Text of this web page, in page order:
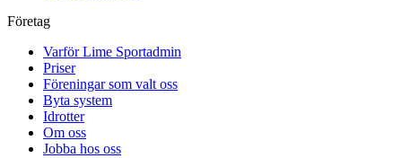
Företag
Varför Lime Sportadmin
Priser
Föreningar som valt oss
Byta system
Idrotter
Om oss
Jobba hos oss